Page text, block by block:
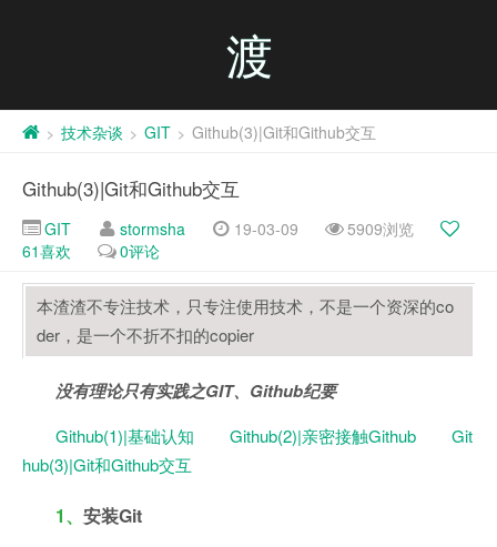
渡
> 技术杂谈 > GIT > Github(3)|Git和Github交互
Github(3)|Git和Github交互
GIT stormsha 19-03-09
5909浏览
61喜欢 0评论
本渣渣不专注技术，只专注使用技术，不是一个资深的co
der，是一个不折不扣的copier
没有理论只有实践之GIT、Github纪要
Github(1)|基础认知 Github(2)|亲密接触Github
Git
hub(3)|Git和Github交互
1、 安装Git